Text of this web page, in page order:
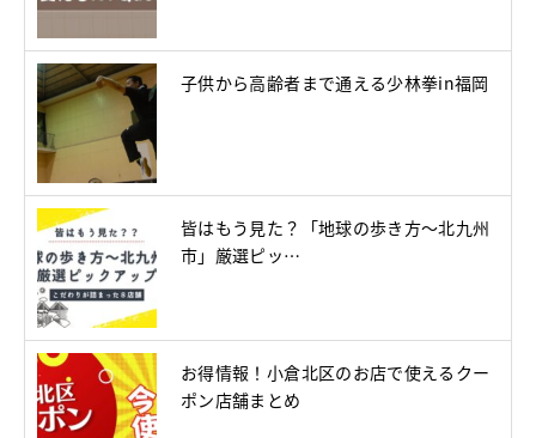
子供から高齢者まで通える少林拳in福岡
皆はもう見た？「地球の歩き方～北九州
市」厳選ピッ…
お得情報！小倉北区のお店で使えるクー
ポン店舗まとめ